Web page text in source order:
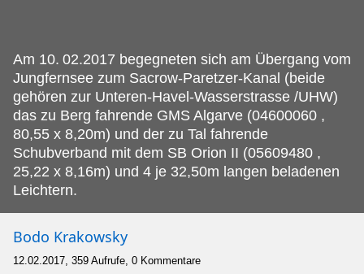
Am 10. 02.2017 begegneten sich am Übergang vom
Jungfernsee zum Sacrow-Paretzer-Kanal (beide
gehören zur Unteren-Havel-Wasserstrasse /UHW)
das zu Berg fahrende GMS Algarve (04600060 ,
80,55 x 8,20m) und der zu Tal fahrende
Schubverband mit dem SB Orion II (05609480 ,
25,22 x 8,16m) und 4 je 32,50m langen beladenen
Leichtern.
Bodo Krakowsky
12.02.2017, 359 Aufrufe, 0 Kommentare